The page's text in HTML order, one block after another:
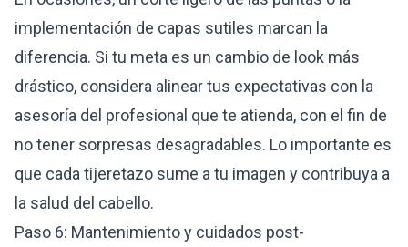
implementación de capas sutiles marcan la
diferencia. Si tu meta es un cambio de look más
drástico, considera alinear tus expectativas con la
asesoría del profesional que te atienda, con el fin de
no tener sorpresas desagradables. Lo importante es
que cada tijeretazo sume a tu imagen y contribuya a
la salud del cabello.
Paso 6: Mantenimiento y cuidados post-